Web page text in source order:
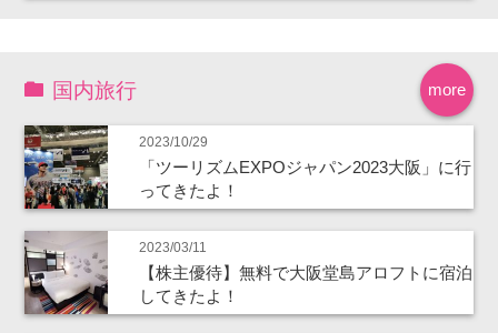
more
国内旅行
2023/10/29
「ツーリズムEXPOジャパン2023大阪」に行
ってきたよ！
2023/03/11
【株主優待】無料で大阪堂島アロフトに宿泊
してきたよ！